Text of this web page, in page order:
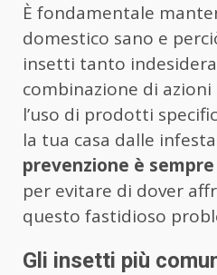
È fondamentale
domestico sano e
insetti tanto
combinazione di azioni
l’uso di prodotti
la tua casa dalle
prevenzione è
per evitare di dover
questo fastidioso
Gli insetti più